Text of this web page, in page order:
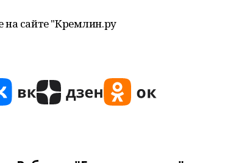
на сайте "Кремлин.ру